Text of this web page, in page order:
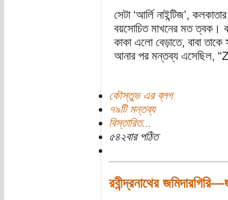
সেটা ‘আর্লি নাইন্টিজ’,
বয়সোচিত মাখনের মত ত্বক।
কাকা এলো বেড়াতে, বাবা
আনার পর মন্তব্য এসেছিল,
কৌস্তুভ এর ব্লগ
৭৯টি মন্তব্য
বিস্তারিত...
৫৪২বার পঠিত
রবীন্দ্রনাথের